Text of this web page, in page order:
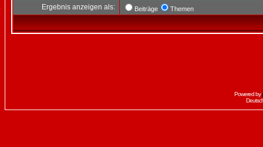
Ergebnis anzeigen als: Beiträge Themen
Powered by